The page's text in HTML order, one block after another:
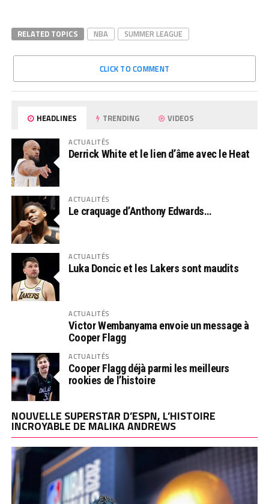
RELATED TOPICS NBA SUMMER LEAGUE
CLICK TO COMMENT
HEADLINES TRENDING VIDEOS
ACTUALITÉS
Derrick White et le lien d’âme avec le Heat
ACTUALITÉS
Le craquage d’Anthony Edwards…
ACTUALITÉS
Luka Doncic et les Lakers sont maudits
ACTUALITÉS
Victor Wembanyama envoie un message à
Cooper Flagg
ACTUALITÉS
Cooper Flagg déjà parmi les meilleurs
rookies de l’histoire
NOUVELLE SUPERSTAR D’ESPN, L’HISTOIRE
INCROYABLE DE MALIKA ANDREWS